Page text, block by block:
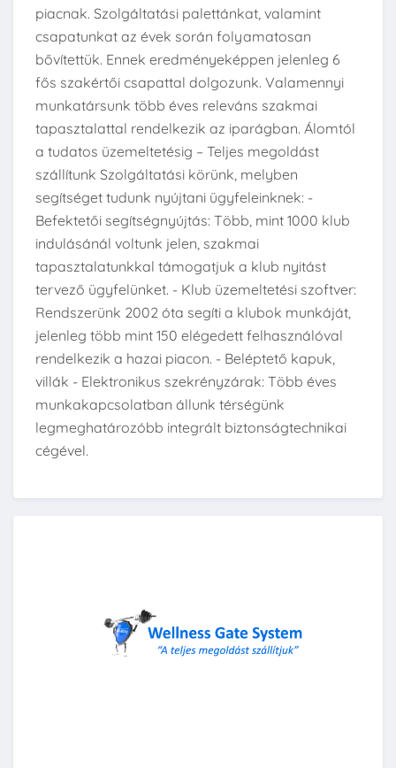
piacnak. Szolgáltatási palettánkat, valamint
csapatunkat az évek során folyamatosan
bővítettük. Ennek eredményeképpen jelenleg 6
fős szakértői csapattal dolgozunk. Valamennyi
munkatársunk több éves releváns szakmai
tapasztalattal rendelkezik az iparágban. Álomtól
a tudatos üzemeltetésig – Teljes megoldást
szállítunk Szolgáltatási körünk, melyben
segítséget tudunk nyújtani ügyfeleinknek: -
Befektetői segítségnyújtás: Több, mint 1000 klub
indulásánál voltunk jelen, szakmai
tapasztalatunkkal támogatjuk a klub nyitást
tervező ügyfelünket. - Klub üzemeltetési szoftver:
Rendszerünk 2002 óta segíti a klubok munkáját,
jelenleg több mint 150 elégedett felhasználóval
rendelkezik a hazai piacon. - Beléptető kapuk,
villák - Elektronikus szekrényzárak: Több éves
munkakapcsolatban állunk térségünk
legmeghatározóbb integrált biztonságtechnikai
cégével.